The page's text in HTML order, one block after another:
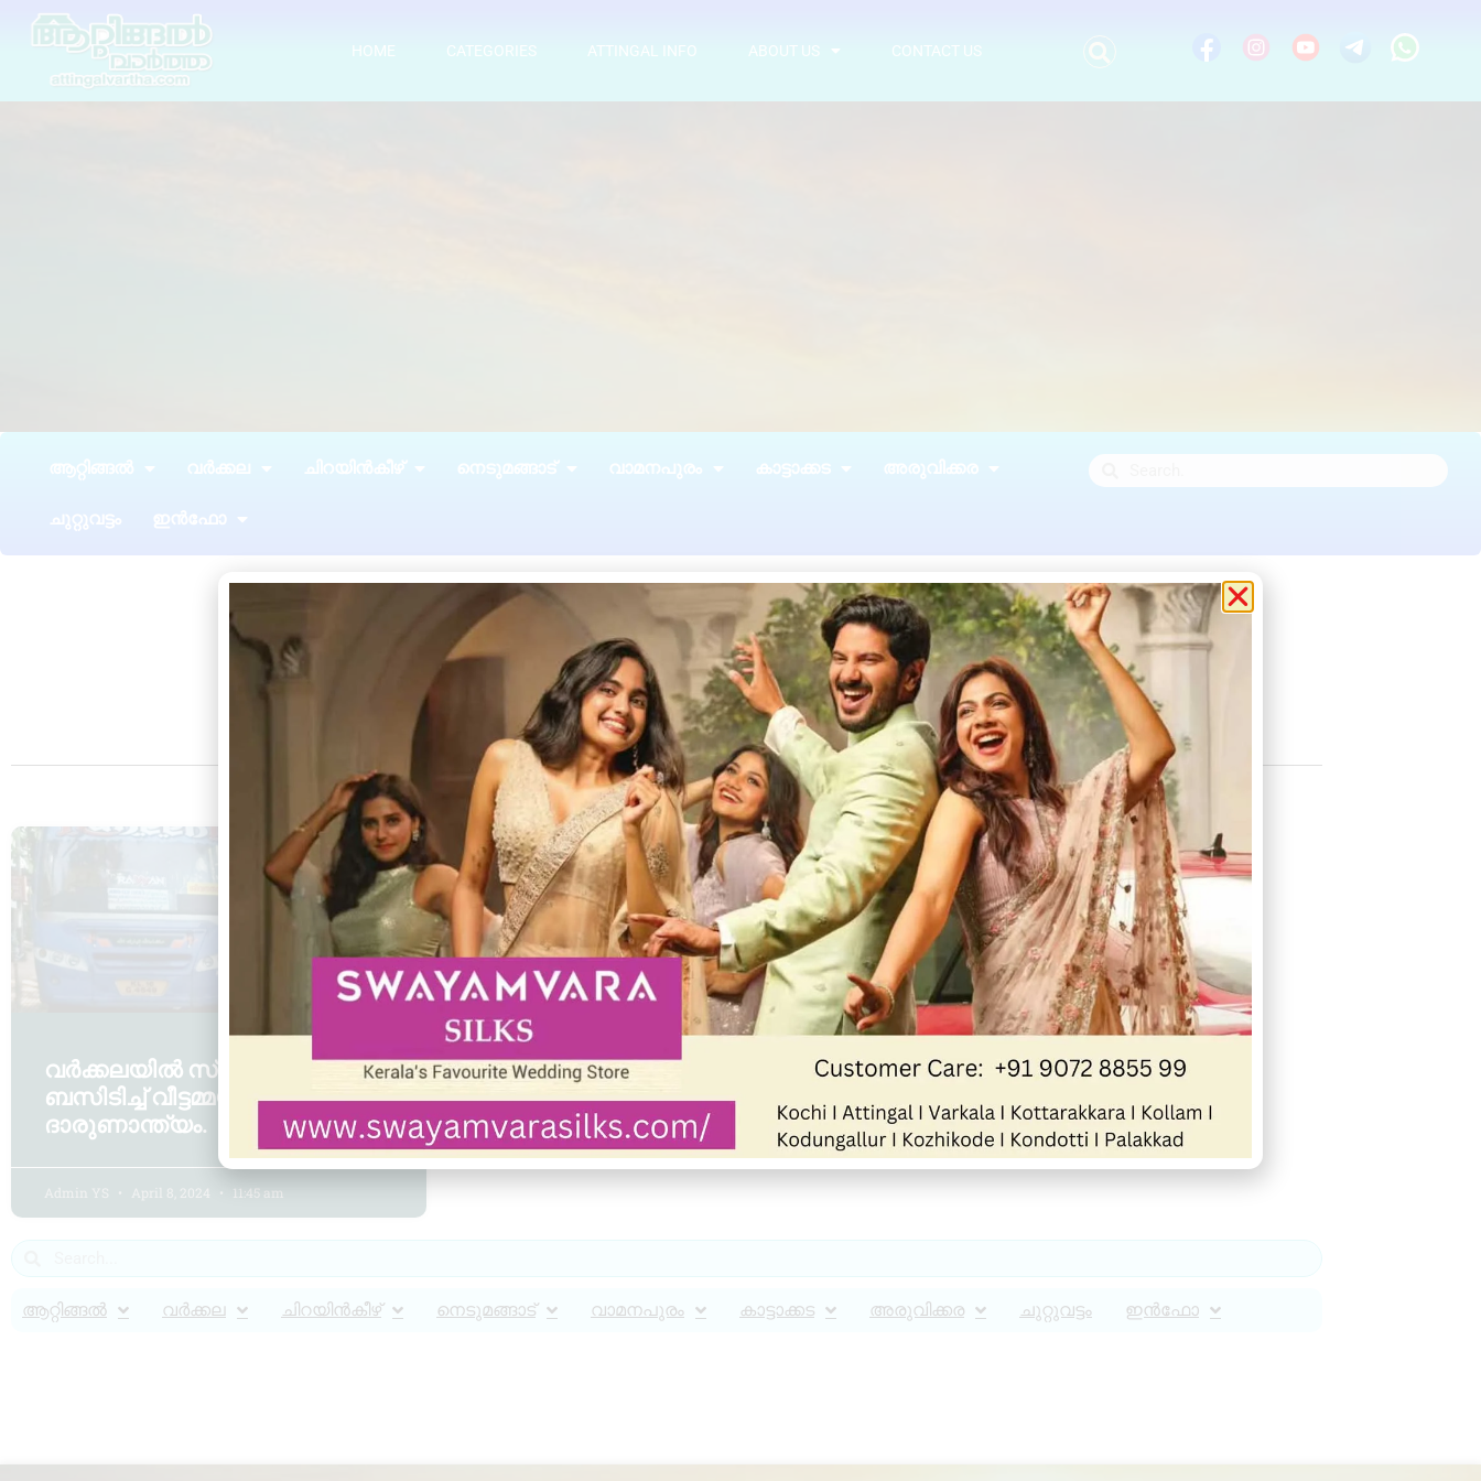
HOME CATEGORIES ATTINGAL INFO ABOUT US CONTACT US
ആറ്റിങ്ങൽ വർക്കല ചിറയിൻകീഴ് നെടുമങ്ങാട് വാമനപുരം കാട്ടാക്കട അരുവിക്കര
ചുറ്റുവട്ടം ഇൻഫോ
Tag: 5:30
അഞ്ചുതെങ്ങ്
വർക്കലയിൽ സ്വകാര്യ
ബസിടിച്ച് വീട്ടമ്മയ്ക്ക്
ദാരുണാന്ത്യം.
Admin YS April 8, 2024 11:45 am
ആറ്റിങ്ങൽ വർക്കല ചിറയിൻകീഴ് നെടുമങ്ങാട് വാമനപുരം കാട്ടാക്കട അരുവിക്കര ചുറ്റുവട്ടം ഇൻഫോ